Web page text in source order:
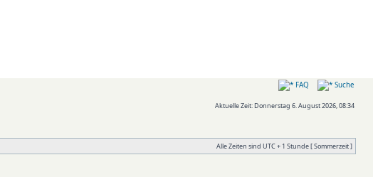
FAQ Suche
Aktuelle Zeit: Donnerstag 6. August 2026, 08:34
Alle Zeiten sind UTC + 1 Stunde [ Sommerzeit ]